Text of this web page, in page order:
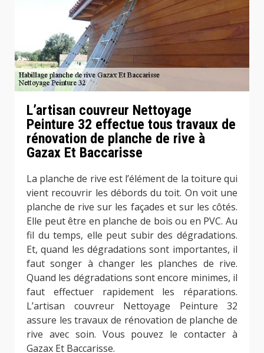
L’artisan couvreur Nettoyage
Peinture 32 effectue tous travaux de
rénovation de planche de rive à
Gazax Et Baccarisse
La planche de rive est l’élément de la toiture qui
vient recouvrir les débords du toit. On voit une
planche de rive sur les façades et sur les côtés.
Elle peut être en planche de bois ou en PVC. Au
fil du temps, elle peut subir des dégradations.
Et, quand les dégradations sont importantes, il
faut songer à changer les planches de rive.
Quand les dégradations sont encore minimes, il
faut effectuer rapidement les réparations.
L’artisan couvreur Nettoyage Peinture 32
assure les travaux de rénovation de planche de
rive avec soin. Vous pouvez le contacter à
Gazax Et Baccarisse.